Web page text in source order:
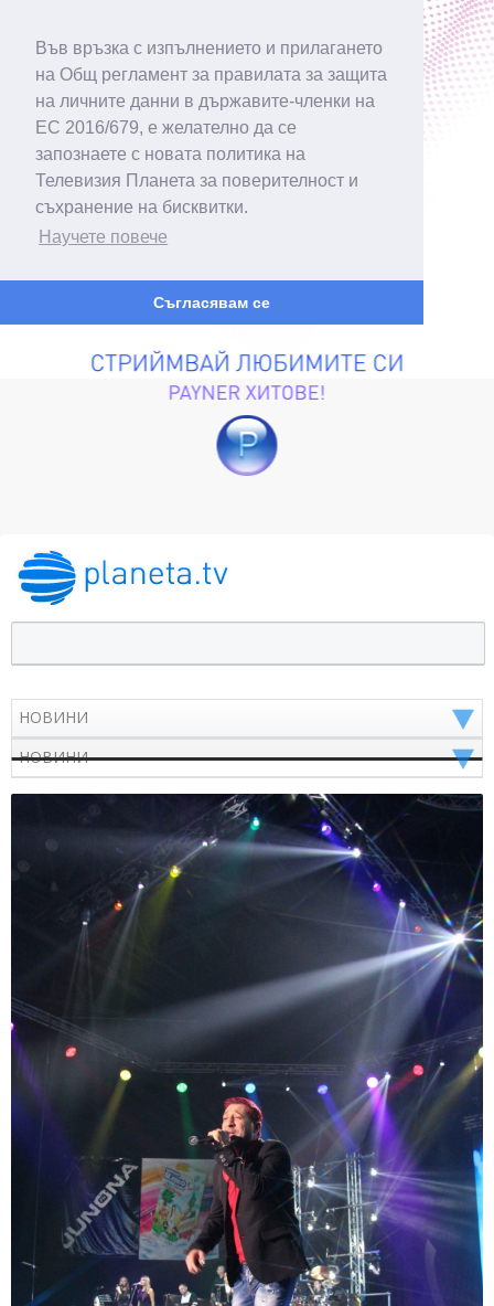
Във връзка с изпълнението и прилагането
на Общ регламент за правилата за защита
на личните данни в държавите-членки на
ЕС 2016/679, е желателно да се
запознаете с новата политика на
Телевизия Планета за поверителност и
съхранение на бисквитки.
Научете повече
Съгласявам се